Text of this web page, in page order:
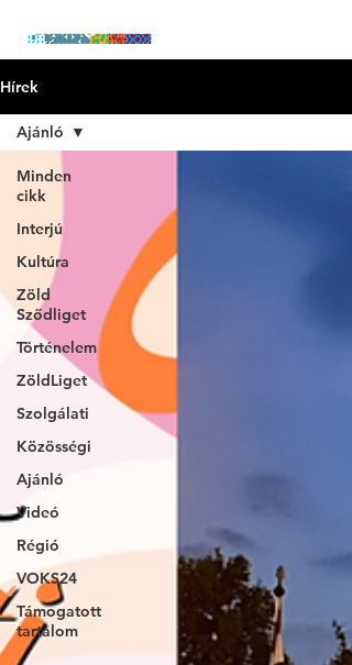
Hírek
Minden
cikk
Interjú
Kultúra
Zöld
Sződliget
Történelem
ZöldLiget
Szolgálati
Közösségi
Ajánló
Videó
Régió
VOKS24
Támogatott
tartalom
Ajánló